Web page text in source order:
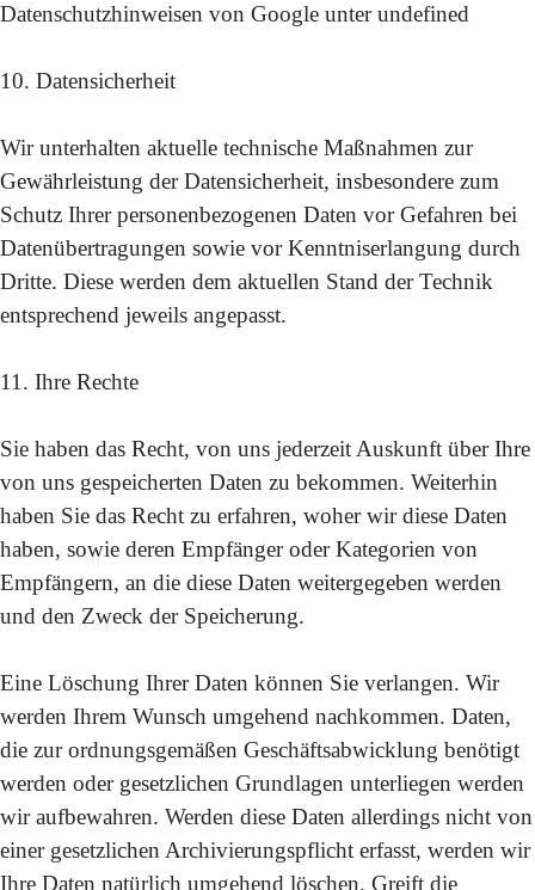
Datenschutzhinweisen von Google unterundefined
10. Datensicherheit
Wir unterhalten aktuelle technische Maßnahmen zur
Gewährleistung der Datensicherheit, insbesondere zum
Schutz Ihrer personenbezogenen Daten vor Gefahren bei
Datenübertragungen sowie vor Kenntniserlangung durch
Dritte. Diese werden dem aktuellen Stand der Technik
entsprechend jeweils angepasst.
11. Ihre Rechte
Sie haben das Recht, von uns jederzeit Auskunft über Ihre
von uns gespeicherten Daten zu bekommen. Weiterhin
haben Sie das Recht zu erfahren, woher wir diese Daten
haben, sowie deren Empfänger oder Kategorien von
Empfängern, an die diese Daten weitergegeben werden
und den Zweck der Speicherung.
Eine Löschung Ihrer Daten können Sie verlangen. Wir
werden Ihrem Wunsch umgehend nachkommen. Daten,
die zur ordnungsgemäßen Geschäftsabwicklung benötigt
werden oder gesetzlichen Grundlagen unterliegen werden
wir aufbewahren. Werden diese Daten allerdings nicht von
einer gesetzlichen Archivierungspflicht erfasst, werden wir
Ihre Daten natürlich umgehend löschen. Greift die